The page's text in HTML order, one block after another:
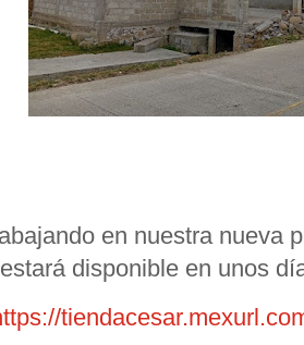
en nuestra nueva
disponible en unos